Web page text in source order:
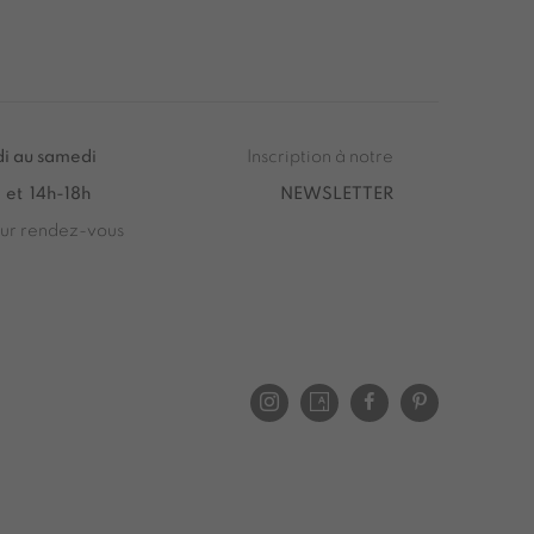
au samedi
14h-18h
rendez-vous
Inscription à notre
NEWSLETTER